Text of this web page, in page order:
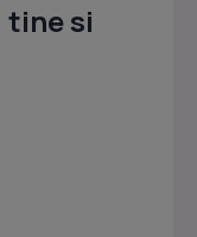
tine si